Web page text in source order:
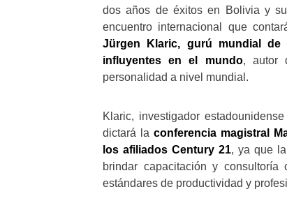
dos años de éxitos en Bolivia y
encuentro internacional que
Jürgen Klaric, gurú mundial
influyentes en el mundo, autor
personalidad a nivel mundial.
Klaric, investigador
dictará la conferencia magistral
los afiliados Century 21, ya que
brindar capacitación y
estándares de productividad y